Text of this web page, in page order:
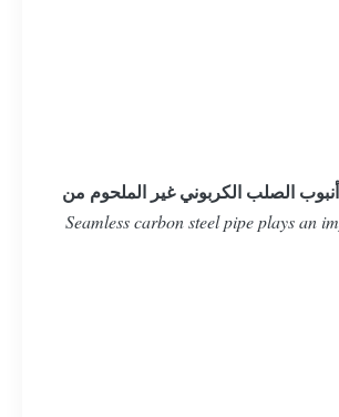
الصلب الكربوني غير الملحوم من
Seamless carbon steel pipe plays an